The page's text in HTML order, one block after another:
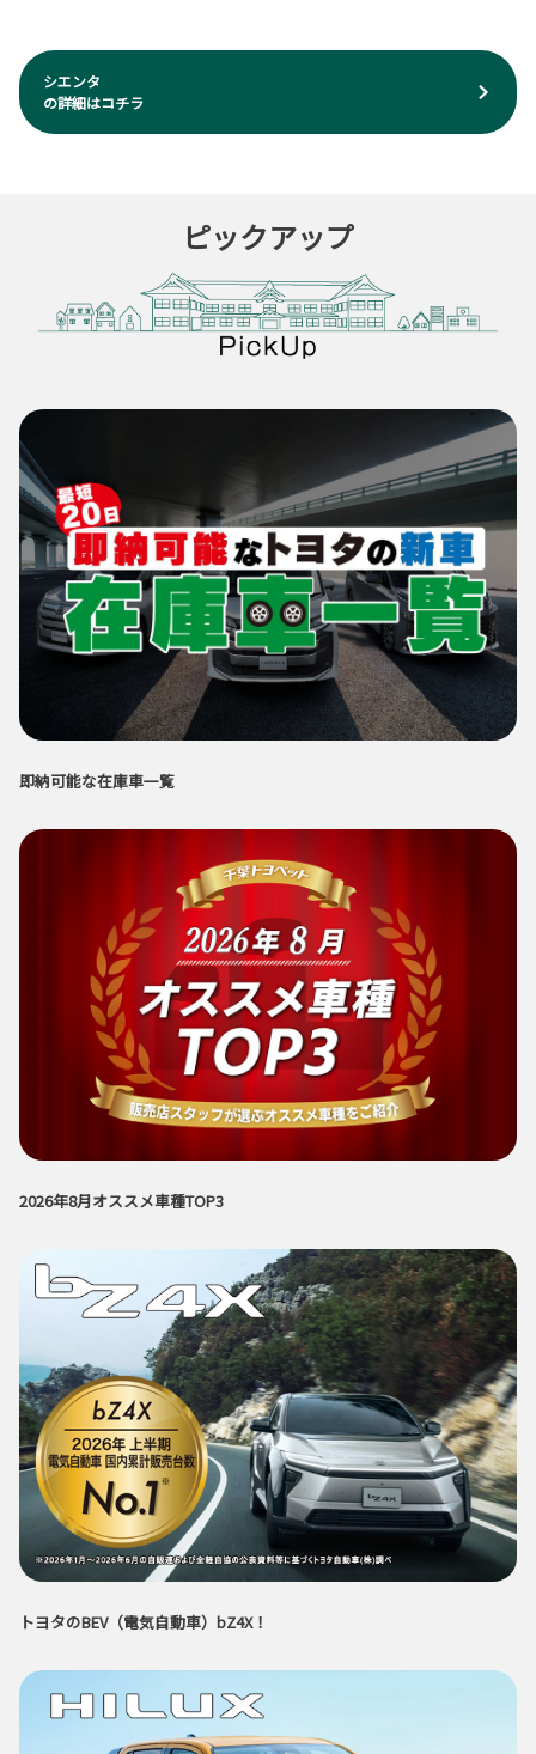
シエンタ
の詳細はコチラ
ピックアップ
即納可能な在庫車一覧
2026年8月オススメ車種TOP3
トヨタのBEV（電気自動車）bZ4X！